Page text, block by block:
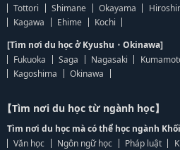
Tottori
Shimane Okayama
Kagawa
Ehime
Kochi
[Tìm nơi du học ở Kyushu・Okinawa]
Fukuoka
Saga Nagasaki
Kagoshima
Okinawa
【Tìm nơi du học từ ngành học】
Tìm nơi du học mà có thể học ngành
Văn học
Ngôn ngữ học Pháp luật